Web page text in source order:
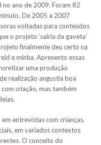
no ano de 2009. Foram 82
De 2005 a 2007
voltadas para conteúdos
o projeto ‘sairia da gaveta’
finalmente deu certo na
e minha. Apresento essas
uma produção
realização angustia boa
criação, mas também
entrevistas com crianças,
em variados contextos
O conceito do